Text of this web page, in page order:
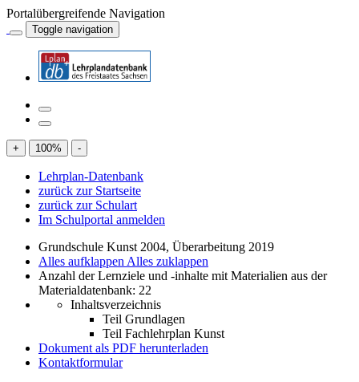
Portalübergreifende Navigation
Toggle navigation
+ 100% -
Lehrplan-Datenbank
zurück zur Startseite
zurück zur Schulart
Im Schulportal anmelden
Grundschule Kunst 2004, Überarbeitung 2019
Alles aufklappen Alles zuklappen
Anzahl der Lernziele und -inhalte mit Materialien aus der
Materialdatenbank: 22
Inhaltsverzeichnis
Teil Grundlagen
Teil Fachlehrplan Kunst
Dokument als PDF herunterladen
Kontaktformular